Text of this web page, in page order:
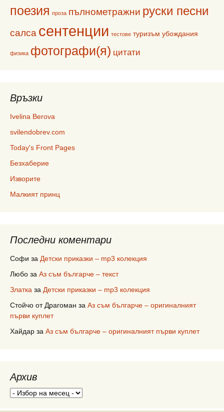
поезия проза пълнометражни руски песни
салса сентенции тестове туризъм убождания
физика фотографи(я) цитати
Връзки
Ivelina Berova
svilendobrev.com
Today's Front Pages
Безхаберие
Изворите
Малкият принц
Последни коментари
Софи за Детски приказки – mp3 колекция
Любо за Аз съм българче – текст
Златка за Детски приказки – mp3 колекция
Стойчо от Драгоман за Аз съм българче – оригиналният
първи куплет
Хайдар за Аз съм българче – оригиналният първи куплет
Архив
Архив